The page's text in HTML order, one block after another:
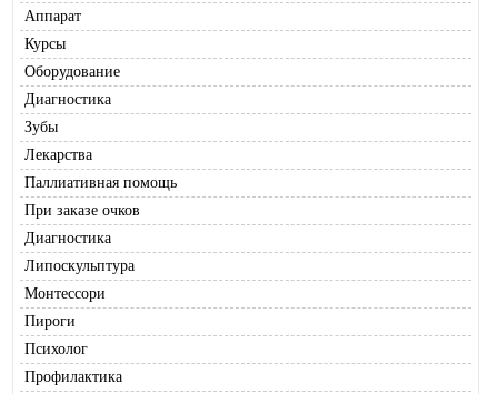
Аппарат
Курсы
Оборудование
Диагностика
Зубы
Лекарства
Паллиативная помощь
При заказе очков
Диагностика
Липоскульптура
Монтессори
Пироги
Психолог
Профилактика